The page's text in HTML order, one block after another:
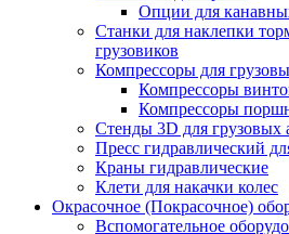
Опции для
Станки для наклепки
грузовиков
Компрессоры для
Компрессоры
Компрессоры
Стенды 3D для грузовых
Пресс гидравлический
Краны гидравлические
Клети для накачки колес
Окрасочное (Покрасочное)
Вспомогательное